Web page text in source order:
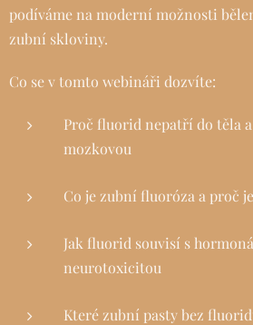
podíváme na moderní možnosti
zubní skloviny.
Co se v tomto webináři dozvíte:
Proč fluorid nepatří do těla
mozkovou
Co je zubní fluoróza a proč
Jak fluorid souvisí s
neurotoxicitou
Které zubní pasty bez